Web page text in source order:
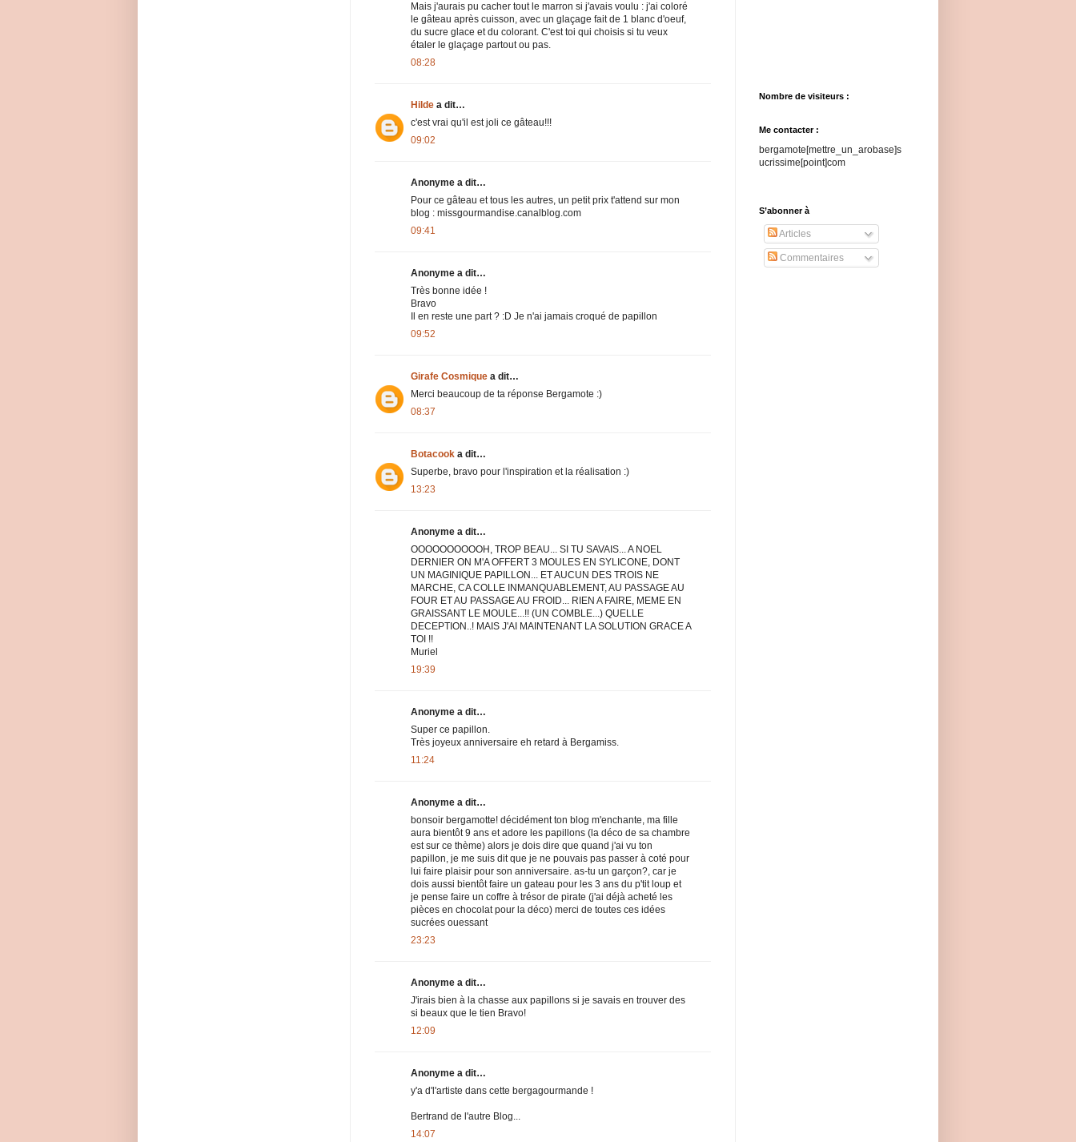
Mais j'aurais pu cacher tout le marron si j'avais voulu : j'ai coloré
le gâteau après cuisson, avec un glaçage fait de 1 blanc d'oeuf,
du sucre glace et du colorant. C'est toi qui choisis si tu veux
étaler le glaçage partout ou pas.
08:28
Hilde a dit…
c'est vrai qu'il est joli ce gâteau!!!
09:02
Anonyme a dit…
Pour ce gâteau et tous les autres, un petit prix t'attend sur mon
blog : missgourmandise.canalblog.com
09:41
Anonyme a dit…
Très bonne idée !
Bravo
Il en reste une part ? :D Je n'ai jamais croqué de papillon
09:52
Girafe Cosmique a dit…
Merci beaucoup de ta réponse Bergamote :)
08:37
Botacook a dit…
Superbe, bravo pour l'inspiration et la réalisation :)
13:23
Anonyme a dit…
OOOOOOOOOOH, TROP BEAU... SI TU SAVAIS... A NOEL
DERNIER ON M'A OFFERT 3 MOULES EN SYLICONE, DONT
UN MAGINIQUE PAPILLON... ET AUCUN DES TROIS NE
MARCHE, CA COLLE INMANQUABLEMENT, AU PASSAGE AU
FOUR ET AU PASSAGE AU FROID... RIEN A FAIRE, MEME EN
GRAISSANT LE MOULE...!! (UN COMBLE...) QUELLE
DECEPTION..! MAIS J'AI MAINTENANT LA SOLUTION GRACE A
TOI !!
Muriel
19:39
Anonyme a dit…
Super ce papillon.
Très joyeux anniversaire eh retard à Bergamiss.
11:24
Anonyme a dit…
bonsoir bergamotte! décidément ton blog m'enchante, ma fille
aura bientôt 9 ans et adore les papillons (la déco de sa chambre
est sur ce thème) alors je dois dire que quand j'ai vu ton
papillon, je me suis dit que je ne pouvais pas passer à coté pour
lui faire plaisir pour son anniversaire. as-tu un garçon?, car je
dois aussi bientôt faire un gateau pour les 3 ans du p'tit loup et
je pense faire un coffre à trésor de pirate (j'ai déjà acheté les
pièces en chocolat pour la déco) merci de toutes ces idées
sucrées ouessant
23:23
Anonyme a dit…
J'irais bien à la chasse aux papillons si je savais en trouver des
si beaux que le tien Bravo!
12:09
Anonyme a dit…
y'a d'l'artiste dans cette bergagourmande !
Bertrand de l'autre Blog...
14:07
Nombre de visiteurs :
Me contacter :
bergamote[mettre_un_arobase]s
ucrissime[point]com
S’abonner à
Articles
Commentaires